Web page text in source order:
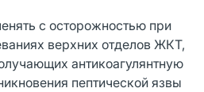
с осторожностью при
верхних отделов ЖКТ,
антикоагулянтную
пептической язвы